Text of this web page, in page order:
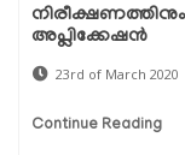
അപ്ലിക്കേഷന്‍
23rd of March 2020
Continue Reading